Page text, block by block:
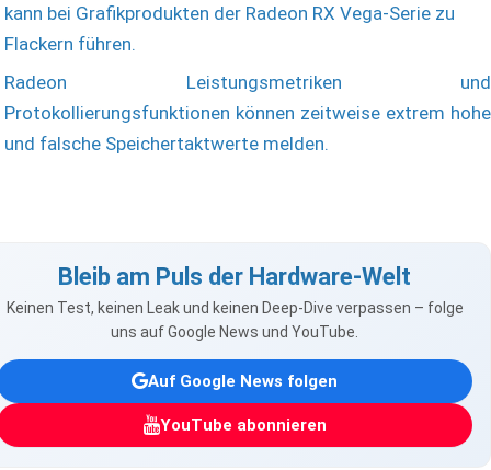
kann bei Grafikprodukten der Radeon RX Vega-Serie zu
Flackern führen.
Radeon Leistungsmetriken und
Protokollierungsfunktionen können zeitweise extrem hohe
und falsche Speichertaktwerte melden.
Bleib am Puls der Hardware-Welt
Keinen Test, keinen Leak und keinen Deep-Dive verpassen – folge
uns auf Google News und YouTube.
Auf Google News folgen
YouTube abonnieren